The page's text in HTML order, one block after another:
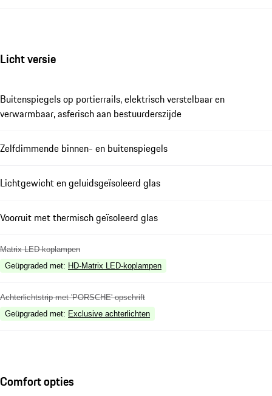
Licht versie
Buitenspiegels op portierrails, elektrisch verstelbaar en
verwarmbaar, asferisch aan bestuurderszijde
Zelfdimmende binnen- en buitenspiegels
Lichtgewicht en geluidsgeïsoleerd glas
Voorruit met thermisch geïsoleerd glas
Matrix LED-koplampen
Geüpgraded met: HD-Matrix LED-koplampen
Achterlichtstrip met 'PORSCHE' opschrift
Geüpgraded met: Exclusive achterlichten
Comfort opties